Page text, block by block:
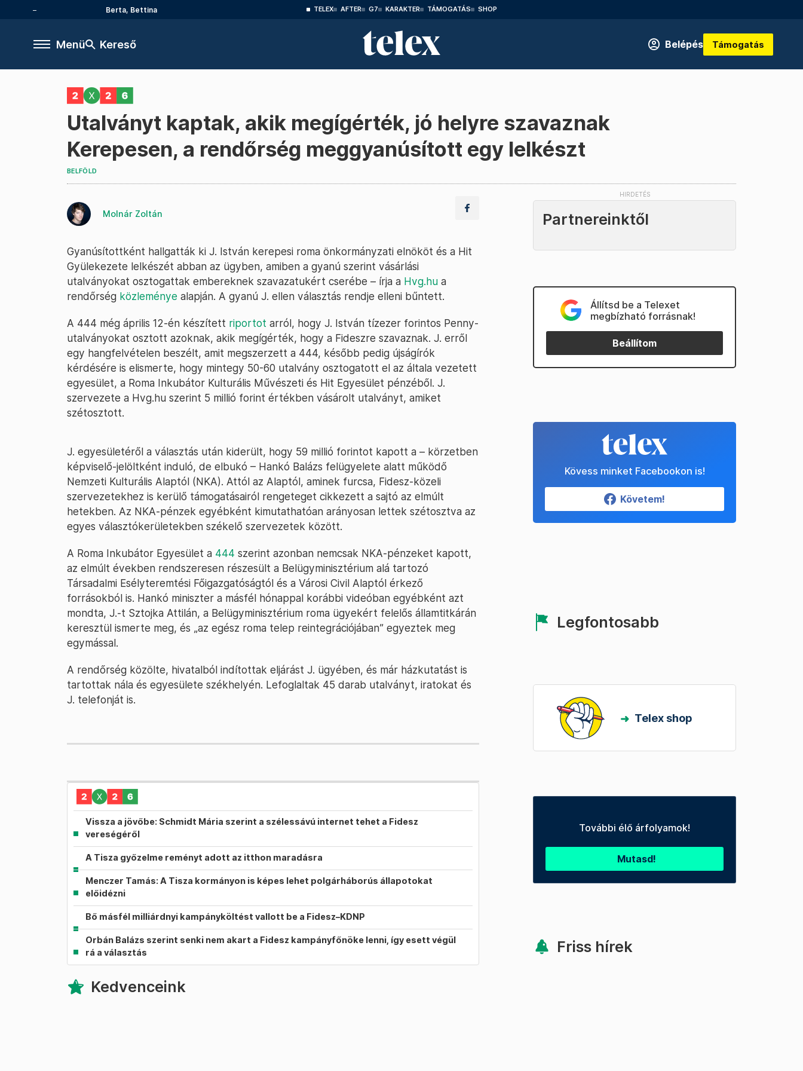
Berta, Bettina TELEX AFTER G7 KARAKTER TÁMOGATÁS SHOP
Menü Kereső Belépés Támogatás
Utalványt kaptak, akik megígérték, jó helyre szavaznak
Kerepesen, a rendőrség meggyanúsított egy lelkészt
BELFÖLD
Molnár Zoltán
Gyanúsítottként hallgatták ki J. István kerepesi roma önkormányzati elnököt és a Hit
Gyülekezete lelkészét abban az ügyben, amiben a gyanú szerint vásárlási
utalványokat osztogattak embereknek szavazatukért cserébe – írja a Hvg.hu a
rendőrség közleménye alapján. A gyanú J. ellen választás rendje elleni bűntett.
A 444 még április 12-én készített riportot arról, hogy J. István tízezer forintos Penny-
utalványokat osztott azoknak, akik megígérték, hogy a Fideszre szavaznak. J. erről
egy hangfelvételen beszélt, amit megszerzett a 444, később pedig újságírók
kérdésére is elismerte, hogy mintegy 50-60 utalvány osztogatott el az általa vezetett
egyesület, a Roma Inkubátor Kulturális Művészeti és Hit Egyesület pénzéből. J.
szervezete a Hvg.hu szerint 5 millió forint értékben vásárolt utalványt, amiket
szétosztott.
J. egyesületéről a választás után kiderült, hogy 59 millió forintot kapott a – körzetben
képviselő-jelöltként induló, de elbukó – Hankó Balázs felügyelete alatt működő
Nemzeti Kulturális Alaptól (NKA). Attól az Alaptól, aminek furcsa, Fidesz-közeli
szervezetekhez is kerülő támogatásairól rengeteget cikkezett a sajtó az elmúlt
hetekben. Az NKA-pénzek egyébként kimutathatóan arányosan lettek szétosztva az
egyes választókerületekben székelő szervezetek között.
A Roma Inkubátor Egyesület a 444 szerint azonban nemcsak NKA-pénzeket kapott,
az elmúlt években rendszeresen részesült a Belügyminisztérium alá tartozó
Társadalmi Esélyteremtési Főigazgatóságtól és a Városi Civil Alaptól érkező
forrásokból is. Hankó miniszter a másfél hónappal korábbi videóban egyébként azt
mondta, J.-t Sztojka Attilán, a Belügyminisztérium roma ügyekért felelős államtitkárán
keresztül ismerte meg, és „az egész roma telep reintegrációjában” egyeztek meg
egymással.
A rendőrség közölte, hivatalból indítottak eljárást J. ügyében, és már házkutatást is
tartottak nála és egyesülete székhelyén. Lefoglaltak 45 darab utalványt, iratokat és
J. telefonját is.
Vissza a jövőbe: Schmidt Mária szerint a szélessávú internet tehet a Fidesz
vereségéről
A Tisza győzelme reményt adott az itthon maradásra
Menczer Tamás: A Tisza kormányon is képes lehet polgárháborús állapotokat
előidézni
Bő másfél milliárdnyi kampányköltést vallott be a Fidesz–KDNP
Orbán Balázs szerint senki nem akart a Fidesz kampányfőnöke lenni, így esett végül
rá a választás
Kedvenceink
Partnereinktől
Állítsd be a Telexet
megbízható forrásnak!
Beállítom
Kövess minket Facebookon is!
Követem!
Legfontosabb
Telex shop
További élő árfolyamok!
Mutasd!
Friss hírek